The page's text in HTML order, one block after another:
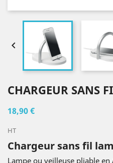

CHARGEUR SANS
18,90 €
HT
Chargeur sans fil
Lampe ou veilleuse pliable en